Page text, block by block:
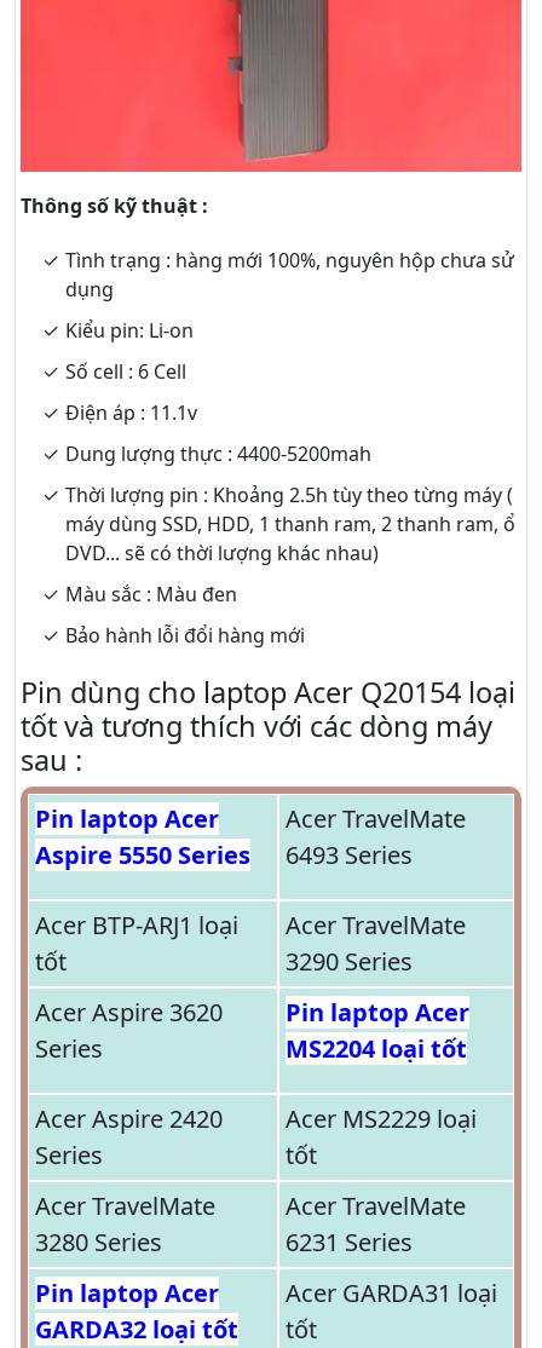
Thông số kỹ thuật :
Tình trạng : hàng mới 100%, nguyên hộp chưa sử
dụng
Kiểu pin: Li-on
Số cell : 6 Cell
Điện áp : 11.1v
Dung lượng thực : 4400-5200mah
Thời lượng pin : Khoảng 2.5h tùy theo từng máy (
máy dùng SSD, HDD, 1 thanh ram, 2 thanh ram, ổ
DVD... sẽ có thời lượng khác nhau)
Màu sắc : Màu đen
Bảo hành lỗi đổi hàng mới
Pin dùng cho laptop Acer Q20154 loại
tốt và tương thích với các dòng máy
sau :
Pin laptop Acer
Aspire 5550 Series
Acer TravelMate
6493 Series
Acer BTP-ARJ1 loại
tốt
Acer TravelMate
3290 Series
Acer Aspire 3620
Series
Pin laptop Acer
MS2204 loại tốt
Acer Aspire 2420
Series
Acer MS2229 loại
tốt
Acer TravelMate
3280 Series
Acer TravelMate
6231 Series
Pin laptop Acer
GARDA32 loại tốt
Acer GARDA31 loại
tốt